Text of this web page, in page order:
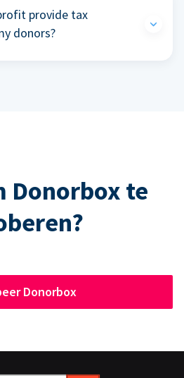
provide tax
donors?
Donorbox te
Donorbox